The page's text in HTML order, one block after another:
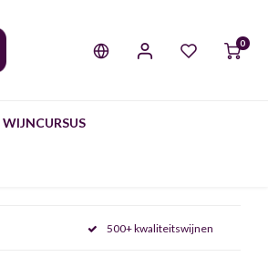
0
WIJNCURSUS
500+ kwaliteitswijnen